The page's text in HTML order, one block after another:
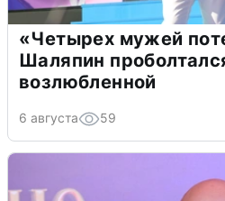
«Четырех мужей
Шаляпин
возлюбленной
6 августа 59